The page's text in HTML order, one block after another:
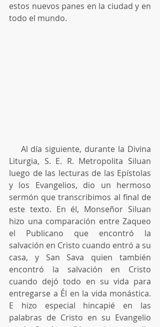
estos nuevos panes en la ciudad y en
todo el mundo.
Liturgia, S. E. R. Metropolita Siluan
luego de las lecturas de las Epístolas
y los Evangelios, dio un hermoso
sermón que transcribimos al final de
este texto. En él, Monseñor Siluan
hizo una comparación entre Zaqueo
el Publicano que encontró la
salvación en Cristo cuando entró a su
casa, y San Sava quien también
encontró la salvación en Cristo
cuando dejó todo en su vida para
entregarse a Él en la vida monástica.
E hizo especial hincapié en las
palabras de Cristo en su Evangelio